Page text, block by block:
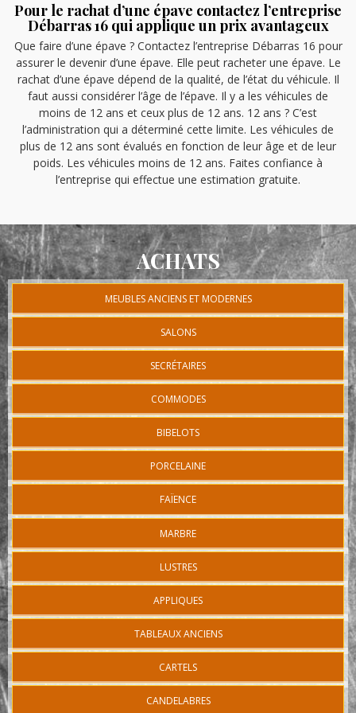
Pour le rachat d’une épave contactez l’entreprise
Débarras 16 qui applique un prix avantageux
Que faire d’une épave ? Contactez l’entreprise Débarras 16 pour
assurer le devenir d’une épave. Elle peut racheter une épave. Le
rachat d’une épave dépend de la qualité, de l’état du véhicule. Il
faut aussi considérer l’âge de l’épave. Il y a les véhicules de
moins de 12 ans et ceux plus de 12 ans. 12 ans ? C’est
l’administration qui a déterminé cette limite. Les véhicules de
plus de 12 ans sont évalués en fonction de leur âge et de leur
poids. Les véhicules moins de 12 ans. Faites confiance à
l’entreprise qui effectue une estimation gratuite.
ACHATS
MEUBLES ANCIENS ET MODERNES
SALONS
SECRÉTAIRES
COMMODES
BIBELOTS
PORCELAINE
FAÏENCE
MARBRE
LUSTRES
APPLIQUES
TABLEAUX ANCIENS
CARTELS
CANDELABRES